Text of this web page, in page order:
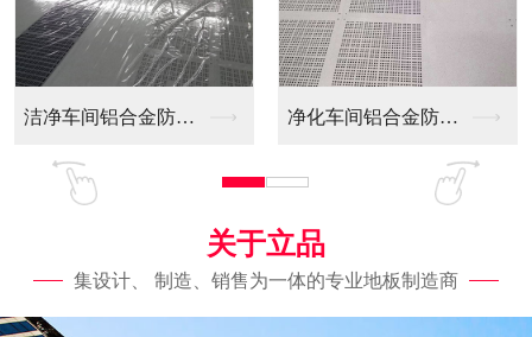
全铝防静电地板
关于立品
集设计、 制造、销售为一体的专业地板制造商